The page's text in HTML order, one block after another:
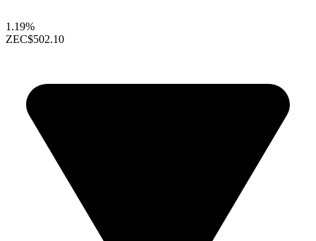
1.19%
ZEC$502.10